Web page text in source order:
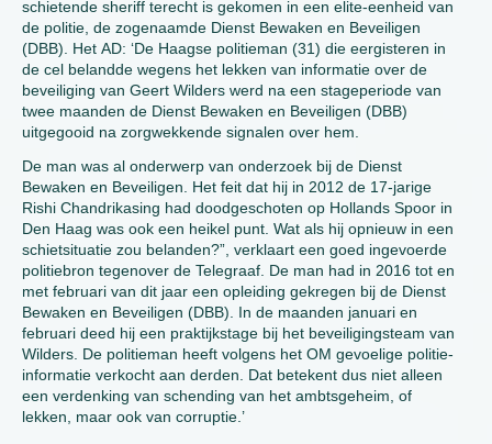
schietende sheriff terecht is gekomen in een elite-eenheid van
de politie, de zogenaamde Dienst Bewaken en Beveiligen
(DBB). Het AD: ‘De Haagse politieman (31) die eergisteren in
de cel belandde wegens het lekken van informatie over de
beveiliging van Geert Wilders werd na een stageperiode van
twee maanden de Dienst Bewaken en Beveiligen (DBB)
uitgegooid na zorgwekkende signalen over hem.
De man was al onderwerp van onderzoek bij de Dienst
Bewaken en Beveiligen. Het feit dat hij in 2012 de 17-jarige
Rishi Chandrikasing had doodgeschoten op Hollands Spoor in
Den Haag was ook een heikel punt. Wat als hij opnieuw in een
schietsituatie zou belanden?”, verklaart een goed ingevoerde
politiebron tegenover de Telegraaf. De man had in 2016 tot en
met februari van dit jaar een opleiding gekregen bij de Dienst
Bewaken en Beveiligen (DBB). In de maanden januari en
februari deed hij een praktijkstage bij het beveiligingsteam van
Wilders. De politieman heeft volgens het OM gevoelige politie-
informatie verkocht aan derden. Dat betekent dus niet alleen
een verdenking van schending van het ambtsgeheim, of
lekken, maar ook van corruptie.’